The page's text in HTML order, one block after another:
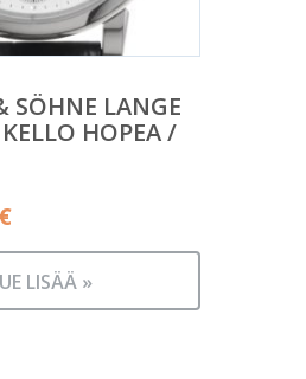
SÖHNE LANGE
HOPEA /
€
LISÄÄ »